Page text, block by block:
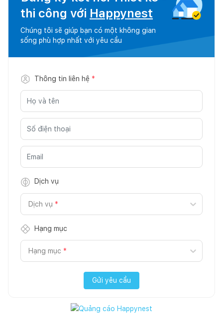
thi công với Happynest
Chúng tôi sẽ giúp bạn có một không gian
sống phù hợp nhất với yêu cầu
Thông tin liên hệ *
Dịch vụ
Dịch vụ *
Hạng mục
Hạng mục *
Gửi yêu cầu